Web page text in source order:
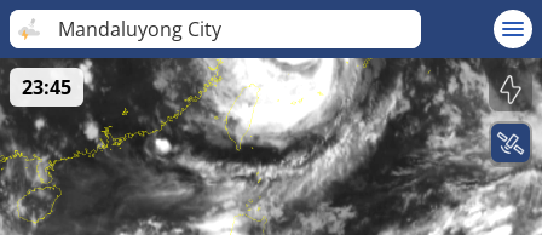
Mandaluyong City
23:45